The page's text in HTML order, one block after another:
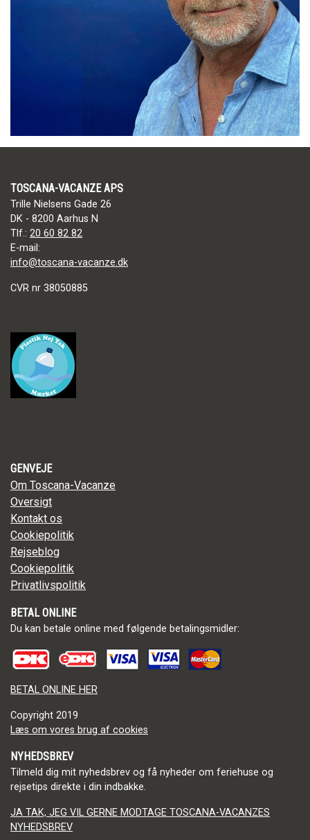
TOSCANA-VACANZE APS
Trille Nielsens Gade 26
DK - 8200 Aarhus N
Tlf.: 20 60 82 82
E-mail:
info@toscana-vacanze.dk
CVR nr 38050885
GENVEJE
Om Toscana-Vacanze
Oversigt
Kontakt os
Cookiepolitik
Rejseblog
Cookiepolitik
Privatlivspolitik
BETAL ONLINE
Du kan betale online med følgende betalingsmidler:
BETAL ONLINE HER
Copyright 2019
Læs om vores brug af cookies
NYHEDSBREV
Tilmeld dig mit nyhedsbrev og få nyheder om feriehuse og
rejsetips direkte i din indbakke.
JA TAK, JEG VIL GERNE MODTAGE TOSCANA-VACANZES
NYHEDSBREV